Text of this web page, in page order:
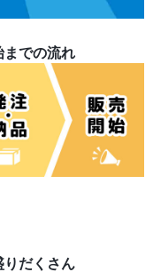
までの流れ
りだくさん